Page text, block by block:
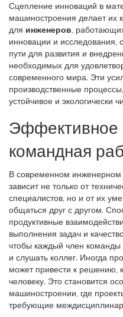
Сцепление инноваций в
машиностроения делает их
для инженеров,
инновации и исследования,
пути для развития и
необходимых для
современного мира. Эти
производственные
устойчивое и экологически
Эффективное
командная
В современном инженерном
зависит не только от
специалистов, но и от их
общаться друг с другом.
продуктивные
выполнения задач и
чтобы каждый член команды
и слушать коллег. Иногда
может привести к решению,
человеку. Это становится
машиностроении, где
требующие